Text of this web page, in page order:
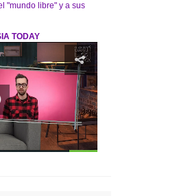
"mundo libre" y a sus
TODAY